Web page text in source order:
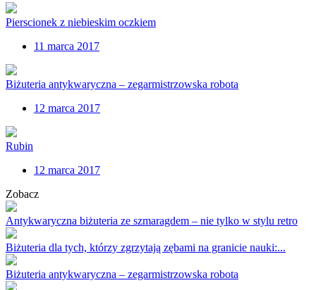
Pierscionek z niebieskim oczkiem
11 marca 2017
Biżuteria antykwaryczna – zegarmistrzowska robota
12 marca 2017
Rubin
12 marca 2017
Zobacz
Antykwaryczna biżuteria ze szmaragdem – nie tylko w stylu retro
Biżuteria dla tych, którzy zgrzytają zębami na granicie nauki:...
Biżuteria antykwaryczna – zegarmistrzowska robota